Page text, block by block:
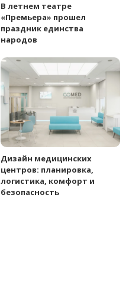
В летнем театре
«Премьера» прошел
праздник единства
народов
Дизайн медицинских
центров: планировка,
логистика, комфорт и
безопасность